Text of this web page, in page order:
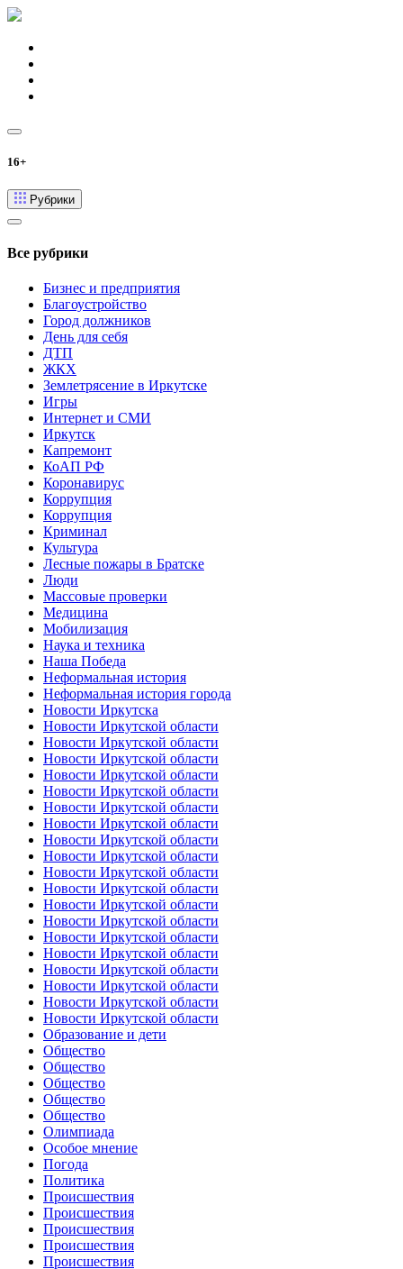
16+
Рубрики
Все рубрики
Бизнес и предприятия
Благоустройство
Город должников
День для себя
ДТП
ЖКХ
Землетрясение в Иркутске
Игры
Интернет и СМИ
Иркутск
Капремонт
КоАП РФ
Коронавирус
Коррупция
Коррупция
Криминал
Культура
Лесные пожары в Братске
Люди
Массовые проверки
Медицина
Мобилизация
Наука и техника
Наша Победа
Неформальная история
Неформальная история города
Новости Иркутска
Новости Иркутской области
Новости Иркутской области
Новости Иркутской области
Новости Иркутской области
Новости Иркутской области
Новости Иркутской области
Новости Иркутской области
Новости Иркутской области
Новости Иркутской области
Новости Иркутской области
Новости Иркутской области
Новости Иркутской области
Новости Иркутской области
Новости Иркутской области
Новости Иркутской области
Новости Иркутской области
Новости Иркутской области
Новости Иркутской области
Новости Иркутской области
Образование и дети
Общество
Общество
Общество
Общество
Общество
Олимпиада
Особое мнение
Погода
Политика
Происшествия
Происшествия
Происшествия
Происшествия
Происшествия